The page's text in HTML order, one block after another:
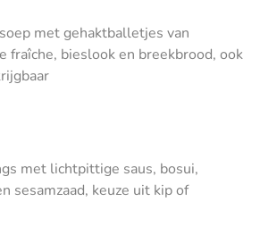
met gehaktballetjes van
fraîche, bieslook en breekbrood, ook
met lichtpittige saus, bosui,
sesamzaad, keuze uit kip of